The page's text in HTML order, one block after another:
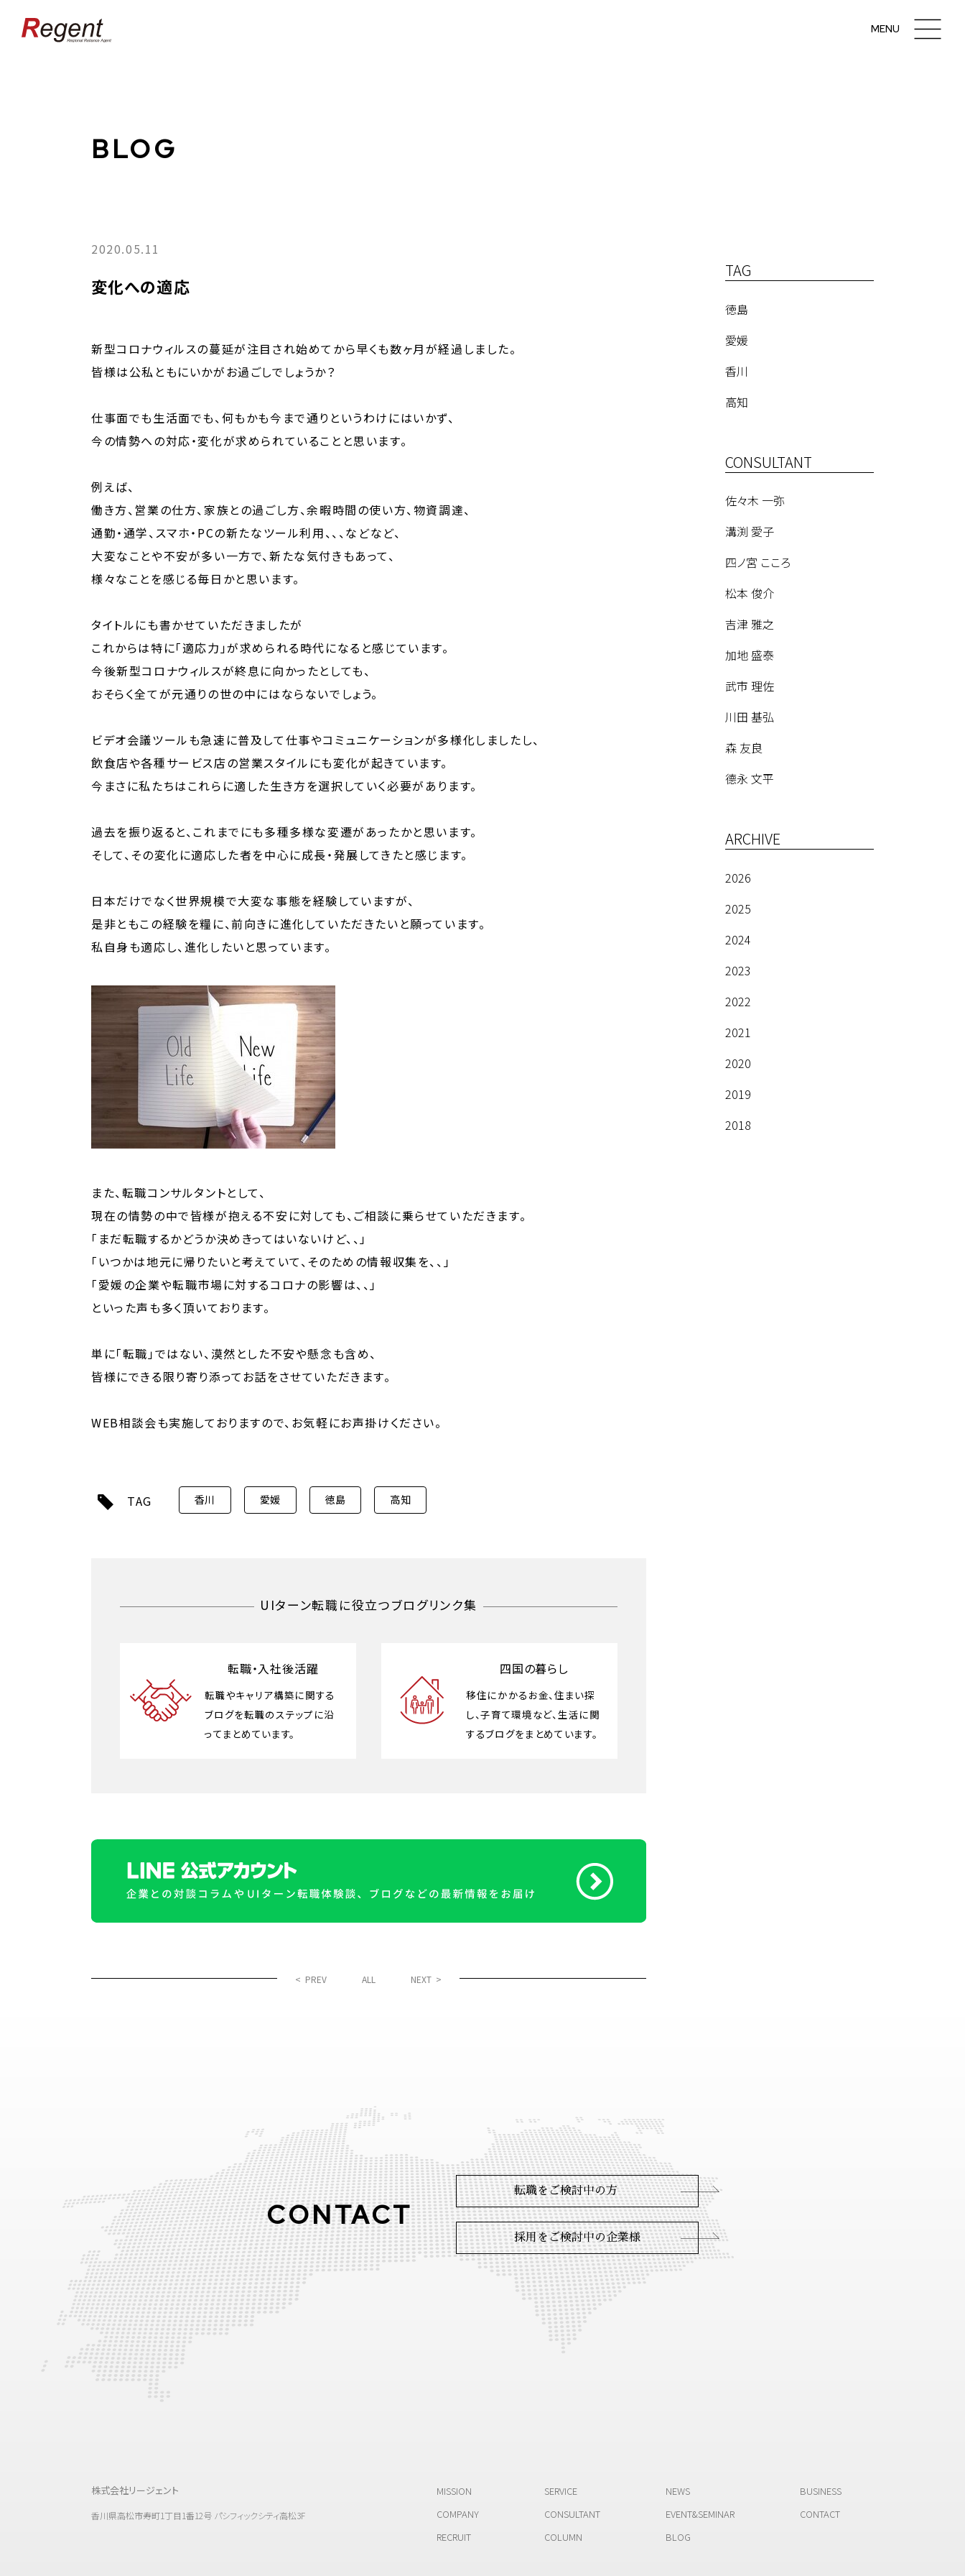
MENU
BLOG
2020.05.11
変化への適応
新型コロナウィルスの蔓延が注目され始めてから早くも数ヶ月が経過しました。
皆様は公私ともにいかがお過ごしでしょうか？
仕事面でも生活面でも、何もかも今まで通りというわけにはいかず、
今の情勢への対応・変化が求められていることと思います。
例えば、
働き方、営業の仕方、家族との過ごし方、余暇時間の使い方、物資調達、
通勤・通学、スマホ・PCの新たなツール利用、、、などなど、
大変なことや不安が多い一方で、新たな気付きもあって、
様々なことを感じる毎日かと思います。
タイトルにも書かせていただきましたが
これからは特に「適応力」が求められる時代になると感じています。
今後新型コロナウィルスが終息に向かったとしても、
おそらく全てが元通りの世の中にはならないでしょう。
ビデオ会議ツールも急速に普及して仕事やコミュニケーションが多様化しましたし、
飲食店や各種サービス店の営業スタイルにも変化が起きています。
今まさに私たちはこれらに適した生き方を選択していく必要があります。
過去を振り返ると、これまでにも多種多様な変遷があったかと思います。
そして、その変化に適応した者を中心に成長・発展してきたと感じます。
日本だけでなく世界規模で大変な事態を経験していますが、
是非ともこの経験を糧に、前向きに進化していただきたいと願っています。
私自身も適応し、進化したいと思っています。
また、転職コンサルタントとして、
現在の情勢の中で皆様が抱える不安に対しても、ご相談に乗らせていただきます。
「まだ転職するかどうか決めきってはいないけど、、」
「いつかは地元に帰りたいと考えていて、そのための情報収集を、、」
「愛媛の企業や転職市場に対するコロナの影響は、、」
といった声も多く頂いております。
単に「転職」ではない、漠然とした不安や懸念も含め、
皆様にできる限り寄り添ってお話をさせていただきます。
WEB相談会も実施しておりますので、お気軽にお声掛けください。
TAG 香川 愛媛 徳島 高知
UIターン転職に役立つブログリンク集
転職・入社後活躍
転職やキャリア構築に関する
ブログを転職のステップに沿
ってまとめています。
四国の暮らし
移住にかかるお金、住まい探
し、子育て環境など、生活に関
するブログをまとめています。
< PREV ALL NEXT >
TAG
徳島
愛媛
香川
高知
CONSULTANT
佐々木 一弥
溝渕 愛子
四ノ宮 こころ
松本 俊介
吉津 雅之
加地 盛泰
武市 理佐
川田 基弘
森 友良
德永 文平
ARCHIVE
2026
2025
2024
2023
2022
2021
2020
2019
2018
CONTACT
転職をご検討中の方
採用をご検討中の企業様
株式会社リージェント
香川県高松市寿町1丁目1番12号 パシフィックシティ高松3F
MISSION
COMPANY
RECRUIT
SERVICE
CONSULTANT
COLUMN
NEWS
EVENT&SEMINAR
BLOG
BUSINESS
CONTACT